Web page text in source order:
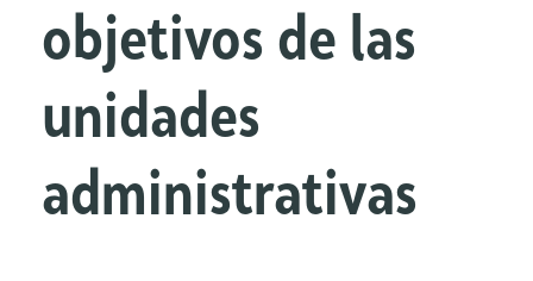
objetivos de las
unidades
administrativas